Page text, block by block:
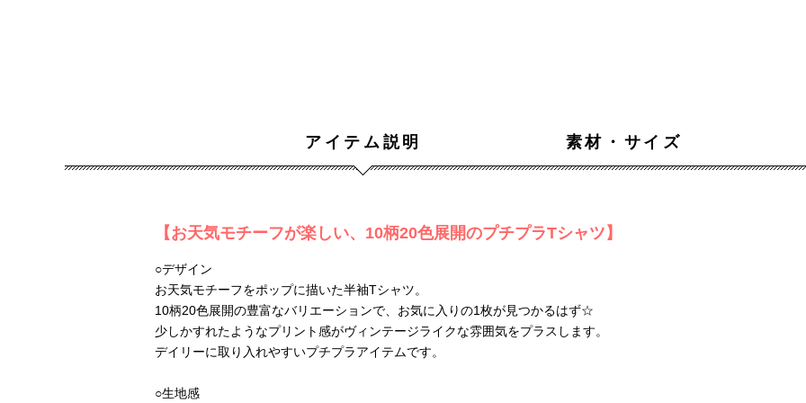
アイテム説明 素材・サイズ
【お天気モチーフが楽しい、10柄20色展開のプチプラTシャツ】
○デザイン
お天気モチーフをポップに描いた半袖Tシャツ。
10柄20色展開の豊富なバリエーションで、お気に入りの1枚が見つかるはず☆
少しかすれたようなプリント感がヴィンテージライクな雰囲気をプラスします。
デイリーに取り入れやすいプチプラアイテムです。
○生地感